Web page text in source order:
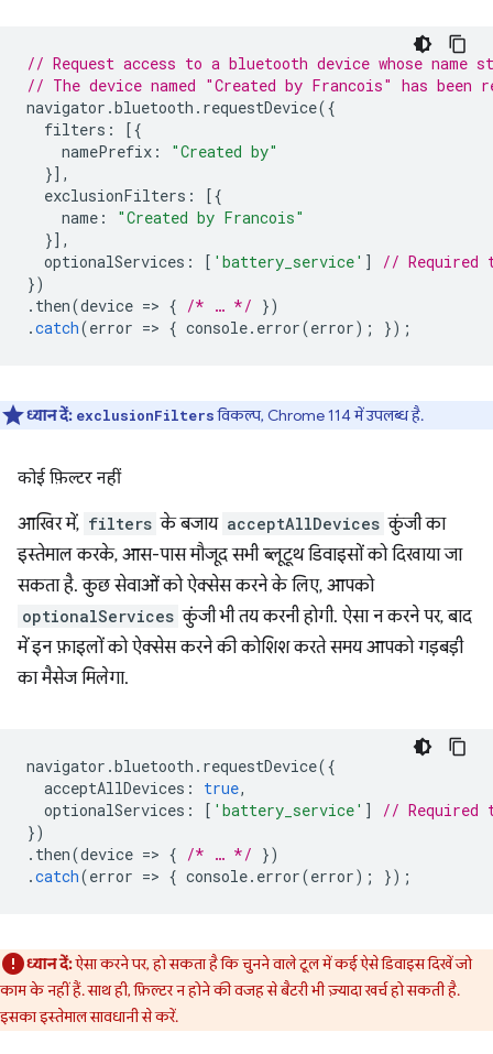
// Request access to a bluetooth device whose
// The device named "Created by Francois" has been
navigator .bluetooth . requestDevice({
filters :
[{
namePrefix :
"Created by"
}],
exclusionFilters :
[{
name :
"Created by Francois"
}],
optionalServices : [ 'battery_service' ]
// Required
})
. then(device => { /* … */ })
.catch(error => { console. error(error); });
ध्यान दें: exclusionFiltersविकल्प, Chrome 114 में उपलब्ध है.
कोई फ़िल्टर नहीं
आखिर में, filters के बजाय acceptAllDevices कुंजी का
इस्तेमाल करके, आस-पास मौजूद सभी ब्लूटूथ डिवाइसों को दिखाया जा
सकता है. कुछ सेवाओं को ऐक्सेस करने के लिए, आपको
optionalServices कुंजी भी तय करनी होगी. ऐसा न करने पर, बाद
में इन फ़ाइलों को ऐक्सेस करने की कोशिश करते समय आपको गड़बड़ी
का मैसेज मिलेगा.
navigator .bluetooth . requestDevice({
acceptAllDevices : true,
optionalServices : [ 'battery_service' ]
// Required
})
. then(device => { /* … */ })
.catch(error => { console. error(error); });
ध्यान दें:ऐसा करने पर, हो सकता है कि चुनने वाले टूल में कई ऐसे डिवाइस दिखें जो
काम के नहीं हैं. साथ ही, फ़िल्टर न होने की वजह से बैटरी भी ज़्यादा खर्च हो सकती है.
इसका इस्तेमाल सावधानी से करें.